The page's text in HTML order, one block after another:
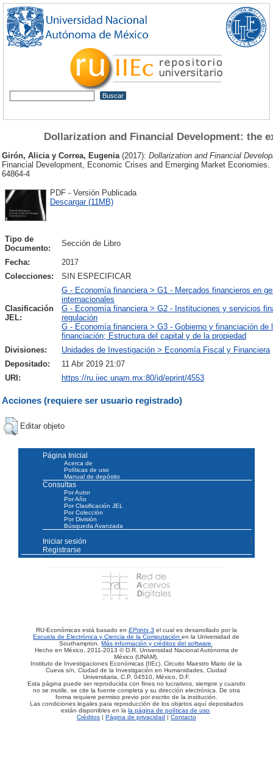
Dollarization and Financial Development: the
Girón, Alicia y Correa, Eugenia (2017): Dollarization and Financial
Financial Development, Economic Crises and Emerging Market
64864-4
PDF - Versión Publicada
Descargar (11MB)
Tipo de
Documento:
Sección de Libro
Fecha:
2017
Colecciones:
SIN ESPECIFICAR
Clasificación
JEL:
G - Economía financiera > G1 - Mercados financieros en
internacionales
G - Economía financiera > G2 - Instituciones y servicios
regulación
G - Economía financiera > G3 - Gobierno y financiación
financiación; Estructura del capital y de la propiedad
Divisiones:
Unidades de Investigación > Economía Fiscal y Financiera
Depositado:
11 Abr 2019 21:07
URI:
https://ru.iiec.unam.mx:80/id/eprint/4553
Acciones (requiere ser usuario registrado)
Editar objeto
Página Inicial
Acerca de
Políticas de uso
Manual de depósito
Consultas
Por Autor
Por Año
Por Clasificación JEL
Por Colección
Por División
Búsqueda Avanzada
Iniciar sesión
Registrarse
RU-Económicas está basado en EPrints 3 el cual es desarrollado por la
Escuela de Electrónica y Ciencia de la Computaciónen la Universidad de
Southampton.Más información y créditos del software.
Hecho en México, 2011-2013 © D.R. Universidad Nacional Autónoma de
México (UNAM).
Instituto de Investigaciones Económicas (IIEc). Circuito Maestro Mario de la
Cueva s/n, Ciudad de la Investigación en Humanidades, Ciudad
Universitaria, C.P. 04510, México, D.F.
Esta página puede ser reproducida con fines no lucrativos, siempre y cuando
no se mutile, se cite la fuente completa y su dirección electrónica. De otra
forma requiere permiso previo por escrito de la institución.
Las condiciones legales para reproducción de los objetos aquí depositados
están disponibles en lala página de políticas de uso.
Créditos| Página de privacidad | Contacto